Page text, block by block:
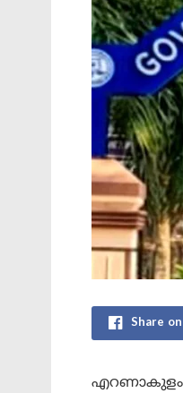
Share
എറണാകുളം